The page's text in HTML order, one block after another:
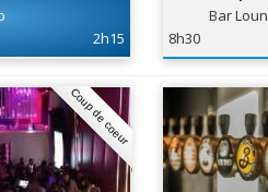
Services
Tourisme, ...
2h15
Bar
8h30
Coup de coeur